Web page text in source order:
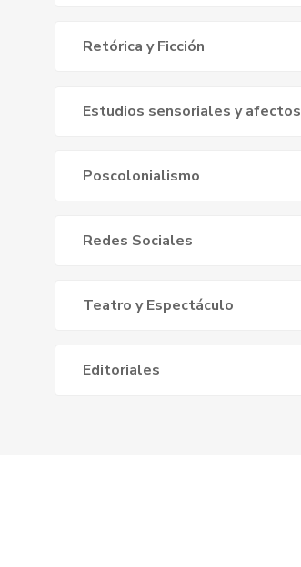
Retórica y Ficción
Estudios sensoriales y afectos
Poscolonialismo
Redes Sociales
Teatro y Espectáculo
Editoriales